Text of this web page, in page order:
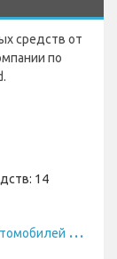
средств от
по
14
П
росмотреть прокат автомобилей BMW